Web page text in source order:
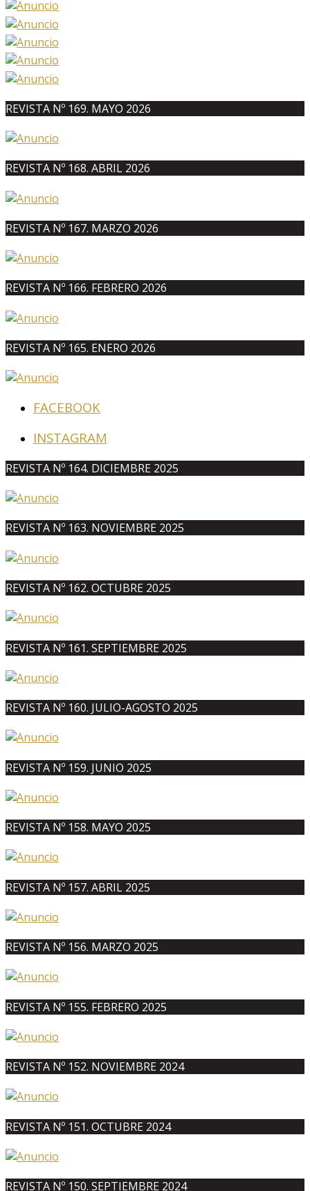
REVISTA Nº 169. MAYO 2026
REVISTA Nº 168. ABRIL 2026
REVISTA Nº 167. MARZO 2026
REVISTA Nº 166. FEBRERO 2026
REVISTA Nº 165. ENERO 2026
FACEBOOK
INSTAGRAM
REVISTA Nº 164. DICIEMBRE 2025
REVISTA Nº 163. NOVIEMBRE 2025
REVISTA Nº 162. OCTUBRE 2025
REVISTA Nº 161. SEPTIEMBRE 2025
REVISTA Nº 160. JULIO-AGOSTO 2025
REVISTA Nº 159. JUNIO 2025
REVISTA Nº 158. MAYO 2025
REVISTA Nº 157. ABRIL 2025
REVISTA Nº 156. MARZO 2025
REVISTA Nº 155. FEBRERO 2025
REVISTA Nº 152. NOVIEMBRE 2024
REVISTA Nº 151. OCTUBRE 2024
REVISTA Nº 150. SEPTIEMBRE 2024